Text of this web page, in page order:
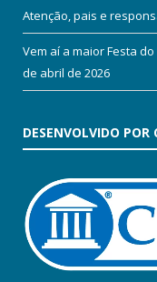
Atenção, pais e
Vem aí a maior Festa
de abril de 2026
DESENVOLVIDO POR